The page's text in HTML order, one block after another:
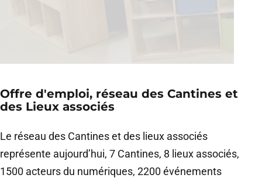
Offre d'emploi, réseau des Cantines et
des Lieux associés
Le réseau des Cantines et des lieux associés
représente aujourd’hui, 7 Cantines, 8 lieux associés,
1500 acteurs du numériques, 2200 événements